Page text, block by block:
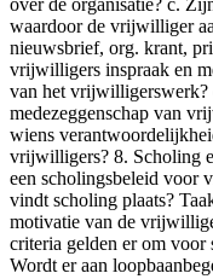
waardoor de vrijwilliger
nieuwsbrief, org. krant,
vrijwilligers inspraak en
van het vrijwilligerswerk?
medezeggenschap van
wiens
vrijwilligers? 8. Scholing
een scholingsbeleid voor
vindt scholing plaats?
motivatie van de
criteria gelden er om voor
Wordt er aan